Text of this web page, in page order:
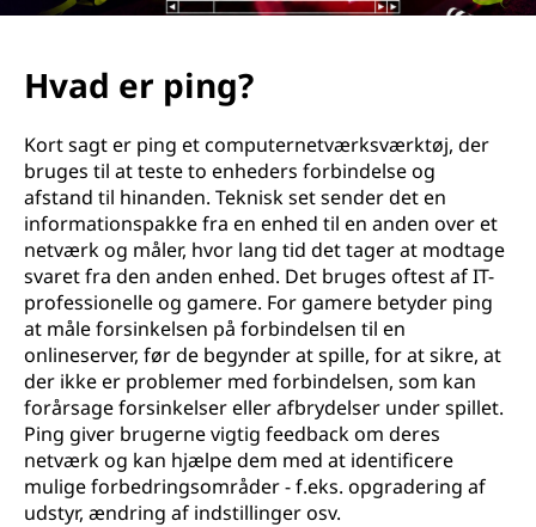
Hvad er ping?
Kort sagt er ping et computernetværksværktøj, der
bruges til at teste to enheders forbindelse og
afstand til hinanden. Teknisk set sender det en
informationspakke fra en enhed til en anden over et
netværk og måler, hvor lang tid det tager at modtage
svaret fra den anden enhed. Det bruges oftest af IT-
professionelle og gamere. For gamere betyder ping
at måle forsinkelsen på forbindelsen til en
onlineserver, før de begynder at spille, for at sikre, at
der ikke er problemer med forbindelsen, som kan
forårsage forsinkelser eller afbrydelser under spillet.
Ping giver brugerne vigtig feedback om deres
netværk og kan hjælpe dem med at identificere
mulige forbedringsområder - f.eks. opgradering af
udstyr, ændring af indstillinger osv.